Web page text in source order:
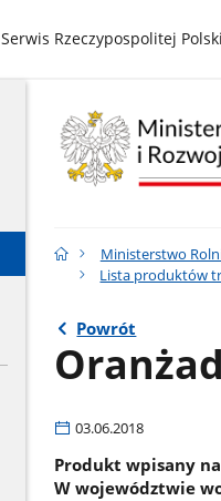
gov.pl
Serwis Rzeczypospolitej
Ministerstwo
Lista produktów
Powrót
03.06.2018
Produkt wpisany
W województwie